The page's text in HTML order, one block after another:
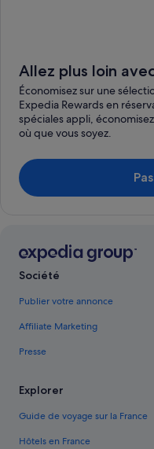
Allez plus loin
Économisez sur une
Expedia Rewards en
spéciales appli,
où que vous soyez.
Société
Publier votre annonce
Affiliate Marketing
Presse
Explorer
Guide de voyage sur la France
Hôtels en France